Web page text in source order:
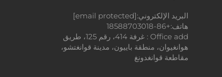
البريد الإلكتروني:[email protected]
هاتف:+86-18588703018
Office add : غرفة 414، رقم 125، طريق
هوانغيوان، منطقة باييون، مدينة قوانغتشو،
مقاطعة قوانغدونغ